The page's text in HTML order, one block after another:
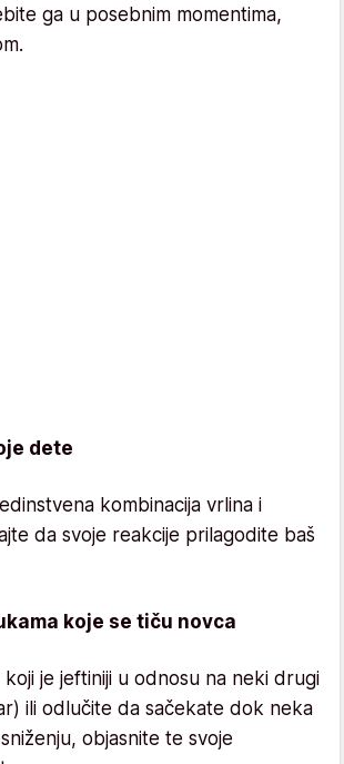
ga u posebnim momentima,
dete
kombinacija vrlina i
da svoje reakcije prilagodite baš
koje se tiču novca
je jeftiniji u odnosu na neki drugi
ili odlučite da sačekate dok neka
objasnite te svoje